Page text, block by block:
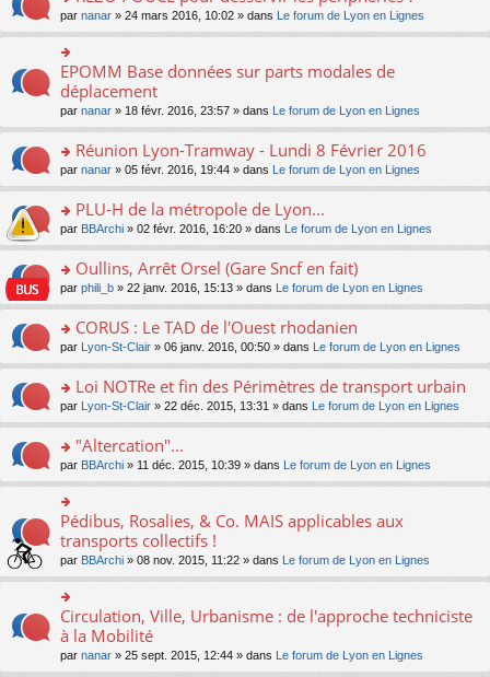
nt
s
c
nt
lu
le
pl
u
s
ré
e
n
o
n
lu
le
pl
u
s
ré
e
a
e
n
o
n
pl
u
s
ré
e
m
e
s
s
a
g
e
n
o
lu
le
pl
u
s
c
e
nt
o
n
s
ult
er
le
m
e
s
a
e
n
o
lu
le
pl
u
s
e
nt
par nanar » 24 mars 2016, 10:02 » dans Le forum de Lyon en Lignes
o
n
ult
er
le
m
e
s
a
g
e
n
lu
le
pl
u
ré
c
e
nt
EPOMM Base données sur parts modales de
déplacement
par nanar » 18 févr. 2016, 23:57 » dans Le forum de Lyon en Lignes
o
n
ult
er
le
m
e
a
g
e
n
n
le
pl
u
s
ré
c
e
nt
Réunion Lyon-Tramway - Lundi 8 Février 2016
par nanar » 05 févr. 2016, 19:44 » dans Le forum de Lyon en Lignes
o
n
ult
er
le
m
e
a
g
e
n
n
le
pl
u
s
c
nt
PLU-H de la métropole de Lyon...
par BBArchi » 02 févr. 2016, 16:20 » dans Le forum de Lyon en Lignes
o
n
ult
er
le
m
e
a
g
e
n
o
n
lu
le
pl
u
s
ré
e
Oullins, Arrêt Orsel (Gare Sncf en fait)
par phili_b » 22 janv. 2016, 15:13 » dans Le forum de Lyon en Lignes
o
n
ult
er
le
m
e
s
g
e
n
o
n
lu
le
pl
u
CORUS : Le TAD de l'Ouest rhodanien
par Lyon-St-Clair » 06 janv. 2016, 00:50 » dans Le forum de Lyon en Lignes
o
n
ult
er
le
m
e
s
a
e
n
o
n
Loi NOTRe et fin des Périmètres de transport urbain
par Lyon-St-Clair » 22 déc. 2015, 13:31 » dans Le forum de Lyon en Lignes
o
n
s
ult
er
le
m
e
s
s
a
g
e
"Altercation"...
par BBArchi » 11 déc. 2015, 10:39 » dans Le forum de Lyon en Lignes
o
n
ult
er
le
m
e
s
Pédibus, Rosalies, & Co. MAIS applicables aux
transports collectifs !
par BBArchi » 08 nov. 2015, 11:22 » dans Le forum de Lyon en Lignes
o
n
ult
Circulation, Ville, Urbanisme : de l'approche techniciste
à la Mobilité
par nanar » 25 sept. 2015, 12:44 » dans Le forum de Lyon en Lignes